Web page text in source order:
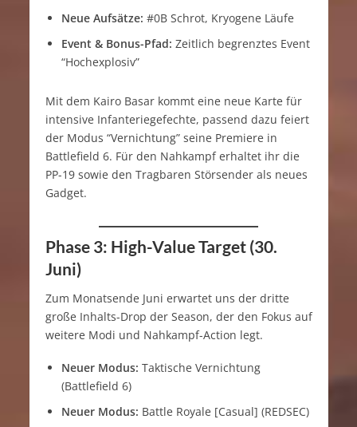
Neue Aufsätze: #0B Schrot, Kryogene Läufe
Event & Bonus-Pfad: Zeitlich begrenztes Event
“Hochexplosiv”
Mit dem Kairo Basar kommt eine neue Karte für
intensive Infanteriegefechte, passend dazu feiert
der Modus “Vernichtung” seine Premiere in
Battlefield 6. Für den Nahkampf erhaltet ihr die
PP-19 sowie den Tragbaren Störsender als neues
Gadget.
Phase 3: High-Value Target (30.
Juni)
Zum Monatsende Juni erwartet uns der dritte
große Inhalts-Drop der Season, der den Fokus auf
weitere Modi und Nahkampf-Action legt.
Neuer Modus: Taktische Vernichtung
(Battlefield 6)
Neuer Modus: Battle Royale [Casual] (REDSEC)